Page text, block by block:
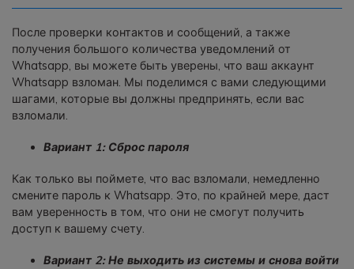
После проверки контактов и сообщений, а также
получения большого количества уведомлений от
Whatsapp, вы можете быть уверены, что ваш аккаунт
Whatsapp взломан. Мы поделимся с вами следующими
шагами, которые вы должны предпринять, если вас
взломали.
Вариант 1: Сброс пароля
Как только вы поймете, что вас взломали, немедленно
смените пароль к Whatsapp. Это, по крайней мере, даст
вам уверенность в том, что они не смогут получить
доступ к вашему счету.
Вариант 2: Не выходить из системы и снова войти